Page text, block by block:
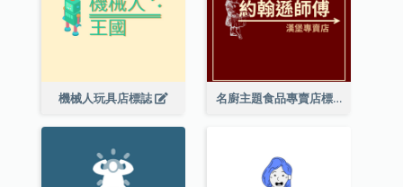
機械人玩具店標誌 名廚主題食品專賣店標誌